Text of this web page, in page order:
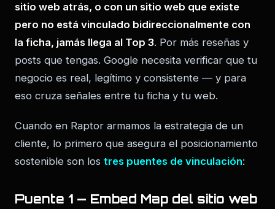
sitio web atrás, o con un sitio web que existe
pero no está vinculado bidireccionalmente con
la ficha, jamás llega al Top 3. Por más reseñas y
posts que tengas. Google necesita verificar que tu
negocio es real, legítimo y consistente — y para
eso cruza señales entre tu ficha y tu web.
Cuando en Raptor armamos la estrategia de un
cliente, lo primero que asegura el posicionamiento
sostenible son los tres puentes de vinculación:
Puente 1 — Embed Map del sitio web